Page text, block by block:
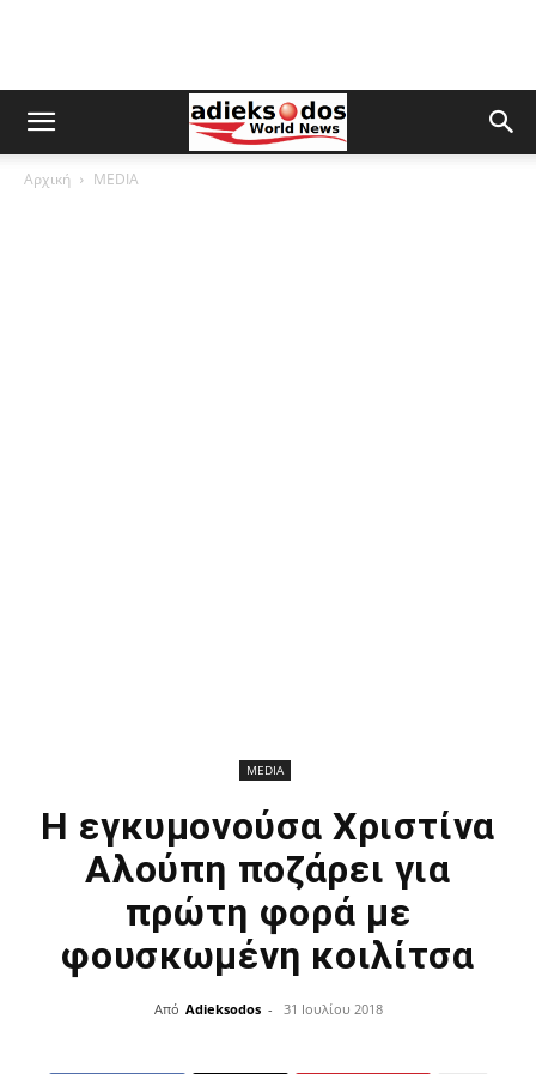
Αρχική MEDIA
MEDIA
Η εγκυμονούσα Χριστίνα
Αλούπη ποζάρει για
πρώτη φορά με
φουσκωμένη κοιλίτσα
Από Adieksodos - 31 Ιουλίου 2018